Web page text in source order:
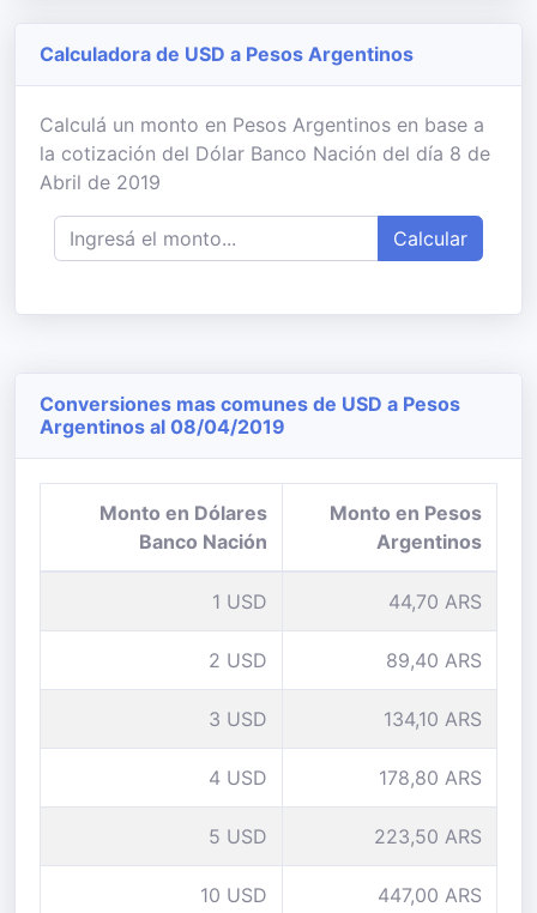
Calculadora de USD a Pesos Argentinos
Calculá un monto en Pesos Argentinos en base a
la cotización del Dólar Banco Nación del día 8 de
Abril de 2019
Calcular
Conversiones mas comunes de USD a Pesos
Argentinos al 08/04/2019
Monto en Dólares
Banco Nación
Monto en Pesos
Argentinos
1 USD 44,70 ARS
2 USD 89,40 ARS
3 USD 134,10 ARS
4 USD 178,80 ARS
5 USD 223,50 ARS
10 USD 447,00 ARS